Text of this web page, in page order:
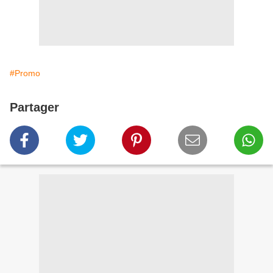
#Promo
Partager